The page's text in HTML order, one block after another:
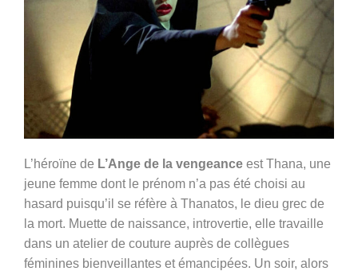
L’héroïne de L’Ange de la vengeance est Thana, une
jeune femme dont le prénom n’a pas été choisi au
hasard puisqu’il se réfère à Thanatos, le dieu grec de
la mort. Muette de naissance, introvertie, elle travaille
dans un atelier de couture auprès de collègues
féminines bienveillantes et émancipées. Un soir, alors